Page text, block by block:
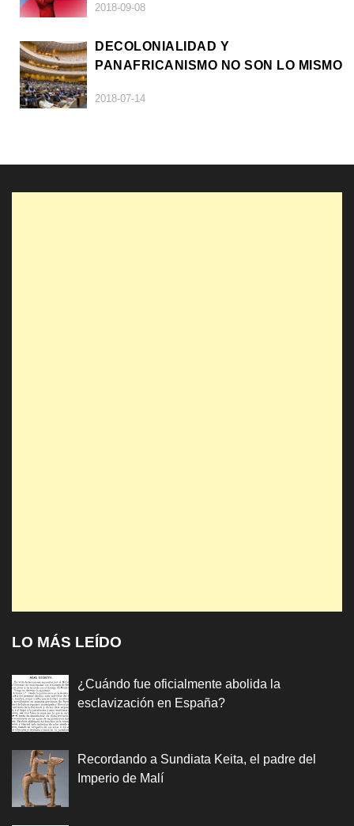
2018-09-08
DECOLONIALIDAD Y
PANAFRICANISMO NO SON LO MISMO
2018-07-14
LO MÁS LEÍDO
¿Cuándo fue oficialmente abolida la
esclavización en España?
Recordando a Sundiata Keita, el padre del
Imperio de Malí